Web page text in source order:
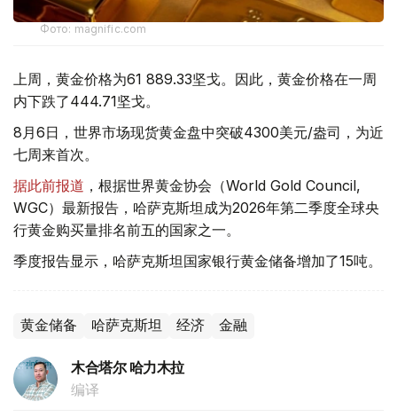
Фото: magnific.com
上周，黄金价格为61 889.33坚戈。因此，黄金价格在一周
内下跌了444.71坚戈。
8月6日，世界市场现货黄金盘中突破4300美元/盎司，为近
七周来首次。
据此前报道 ，根据世界黄金协会（World Gold Council,
WGC）最新报告，哈萨克斯坦成为2026年第二季度全球央
行黄金购买量排名前五的国家之一。
季度报告显示，哈萨克斯坦国家银行黄金储备增加了15吨。
黄金储备 哈萨克斯坦 经济 金融
木合塔尔 哈力木拉
编译